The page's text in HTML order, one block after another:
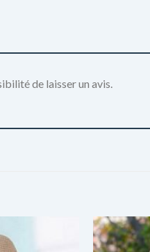
de laisser un avis.